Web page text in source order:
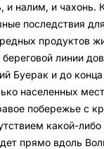
и налим, и чахонь.
последствия
продуктов
линии
Буерак и до конца
населенных
побережье с
какой-
прямо вдоль